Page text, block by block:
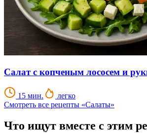
Салат с копченым лососем и
15 мин.
легко
Смотреть все рецепты «Салаты»
Что ищут вместе с этим